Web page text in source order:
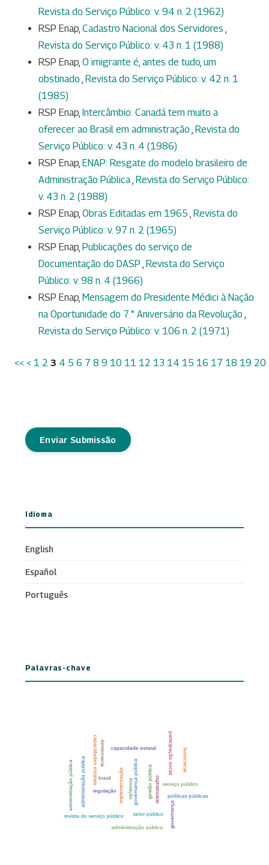
Revista do Serviço Público: v. 94 n. 2 (1962)
RSP Enap, Cadastro Nacional dos Servidores
Revista do Serviço Público: v. 43 n. 1 (1988)
RSP Enap, O imigrante é, antes de tudo, um
obstinado Revista do Serviço Público: v. 42 n. 1
(1985)
RSP Enap, Intercâmbio: Canadá tem muito a
oferecer ao Brasil em administração Revista do
Serviço Público: v. 43 n. 4 (1986)
RSP Enap, ENAP: Resgate do modelo brasileiro de
Administração Pública Revista do Serviço Público:
v. 43 n. 2 (1988)
RSP Enap, Obras Editadas em 1965 Revista do
Serviço Público: v. 97 n. 2 (1965)
RSP Enap, Publicações do serviço de
Documentação do DASP Revista do Serviço
Público: v. 98 n. 4 (1966)
RSP Enap, Mensagem do Presidente Médici à Nação
na Oportunidade do 7.° Aniversário da Revolução
Revista do Serviço Público: v. 106 n. 2 (1971)
<< < 1 2 3 4 5 6 7 8 9 10 11 12 13 14 15 16 17 18 19 20
Enviar Submissão
Idioma
English
Español
Português
Palavras-chave